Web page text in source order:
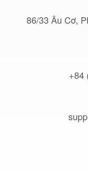
86/33 Âu Cơ,
+84